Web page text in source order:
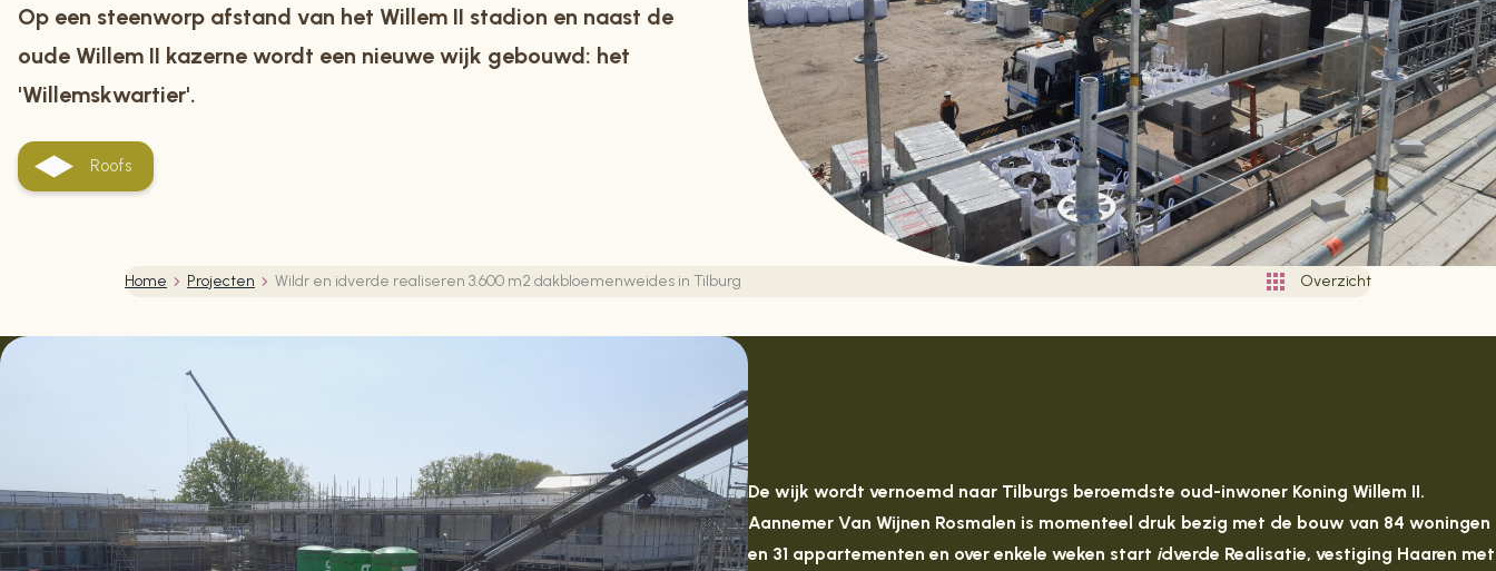
Op een steenworp afstand van het Willem II stadion en naast de
oude Willem II kazerne wordt een nieuwe wijk gebouwd: het
'Willemskwartier'.
Roofs
Home Projecten Wildr en idverde realiseren 3.600 m2 dakbloemenweides in Tilburg Overzicht
De wijk wordt vernoemd naar Tilburgs beroemdste oud-inwoner Koning Willem II.
Aannemer Van Wijnen Rosmalen is momenteel druk bezig met de bouw van 84 woningen
en 31 appartementen en over enkele weken start idverde Realisatie, vestiging Haaren met